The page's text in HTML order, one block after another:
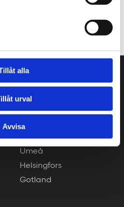
alla
urval
Avvisa
30 600
Borås
Växjö
Piteå
Luleå
Umeå
Helsingfors
Gotland